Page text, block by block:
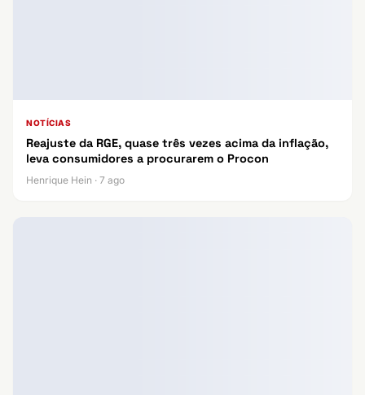
NOTÍCIAS
Reajuste da RGE, quase três vezes acima da inflação,
leva consumidores a procurarem o Procon
Henrique Hein · 7 ago